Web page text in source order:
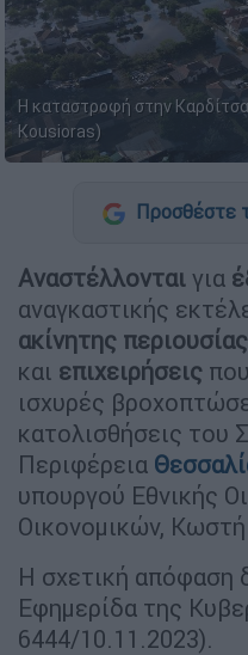
Η καταστροφή στην
Kousioras)
Προσθέστε
Αναστέλλονται για
αναγκαστικής
ακίνητης περιουσίας
και επιχειρήσεις
ισχυρές
κατολισθήσεις του
Περιφέρεια
υπουργού Εθνικής
Οικονομικών,
Η σχετική απόφαση
Εφημερίδα της
6444/10.11.2023).